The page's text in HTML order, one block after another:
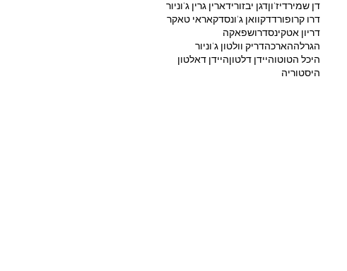
דארין גרין ג'וניורדגן יבזורידיז'וןדן שמיר
דקאראי טאקרדקוואן ג'ונסדרו קרופורד
דרושפאקהדריון אטקינס
דריק וולטון ג'וניורהארכההגרלה
היידן דאלטוןהיידן דלטוןהיכל הטוטו
היסטוריה